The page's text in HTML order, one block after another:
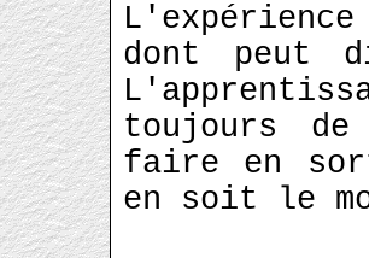
dont peut
toujours
faire en
en soit le